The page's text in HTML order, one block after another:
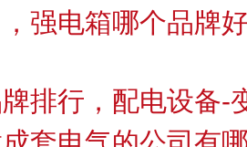
强电箱哪个品牌
排行，配电设备-